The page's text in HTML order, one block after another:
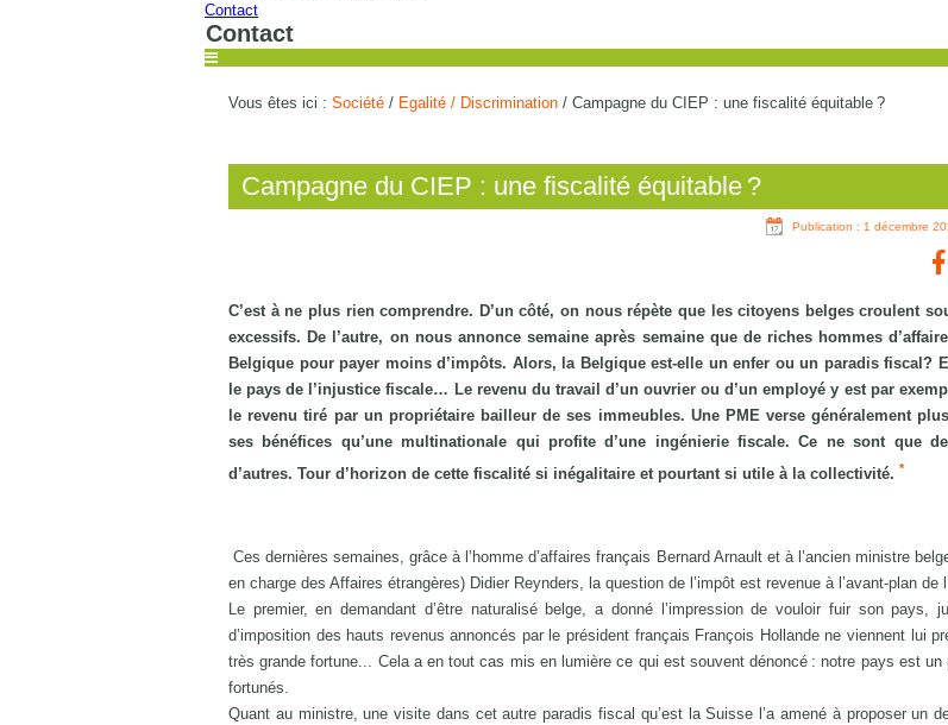
Contact
Contact
Vous êtes ici : Société / Egalité / Discrimination / Campagne du CIEP : une fiscalité équitable ?
Campagne du CIEP : une fiscalité équitable ?
Publication : 1 décembre
C’est à ne plus rien comprendre. D’un côté, on nous répète que les citoyens belges croulent
excessifs. De l’autre, on nous annonce semaine après semaine que de riches hommes
Belgique pour payer moins d’impôts. Alors, la Belgique est-elle un enfer ou un paradis fiscal?
le pays de l’injustice fiscale… Le revenu du travail d’un ouvrier ou d’un employé y est par
le revenu tiré par un propriétaire bailleur de ses immeubles. Une PME verse généralement
ses bénéfices qu’une multinationale qui profite d’une ingénierie fiscale. Ce ne sont que
d’autres. Tour d’horizon de cette fiscalité si inégalitaire et pourtant si utile à la collectivité. *
Ces dernières semaines, grâce à l’homme d’affaires français Bernard Arnault et à l’ancien ministre
en charge des Affaires étrangères) Didier Reynders, la question de l’impôt est revenue à l’avant-plan de
Le premier, en demandant d’être naturalisé belge, a donné l’impression de vouloir fuir son pays,
d’imposition des hauts revenus annoncés par le président français François Hollande ne viennent lui
très grande fortune... Cela a en tout cas mis en lumière ce qui est souvent dénoncé : notre pays est
fortunés.
Quant au ministre, une visite dans cet autre paradis fiscal qu’est la Suisse l’a amené à proposer un